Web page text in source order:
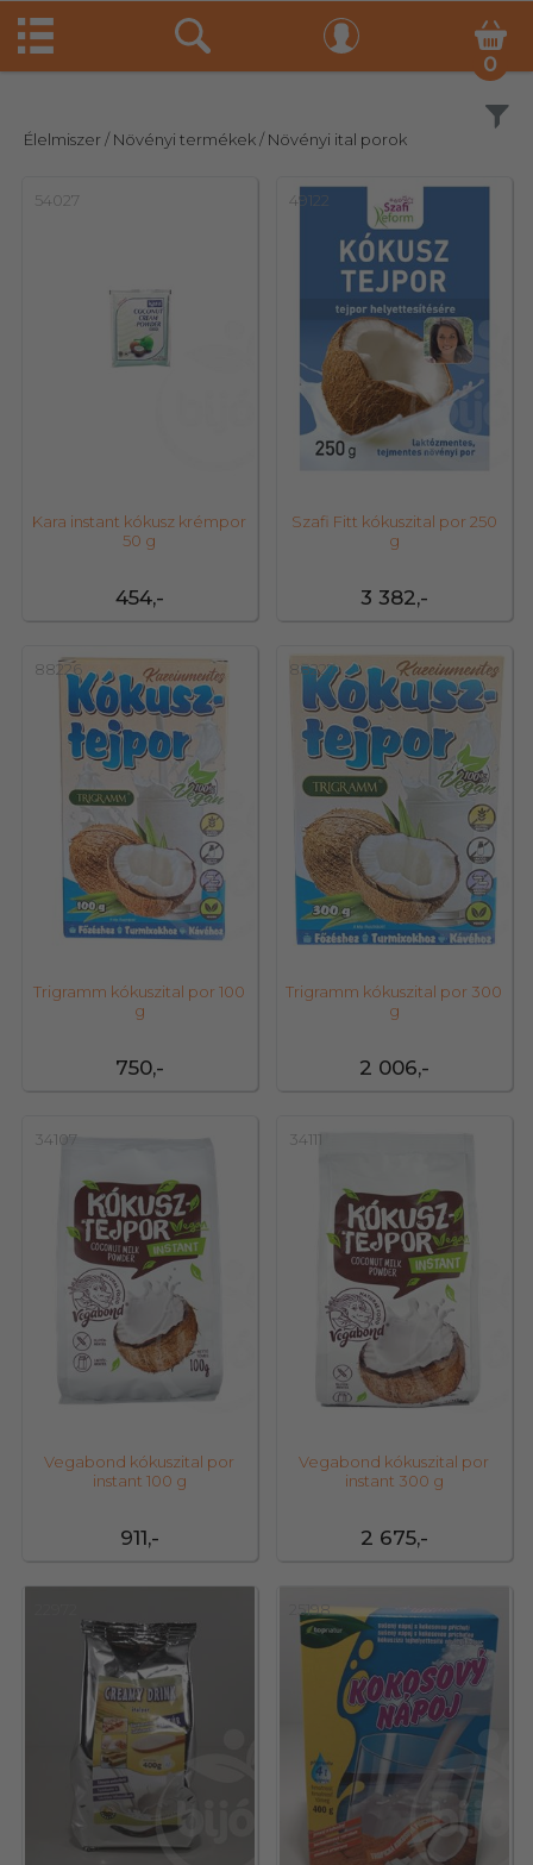
0
Élelmiszer/ Növényi termékek/ Növényi ital porok
54027
454,-
Kara instant kókusz krémpor
50 g
49122
3 382,-
Szafi Fitt kókuszital por 250
g
88226
750,-
Trigramm kókuszital por 100
g
88227
2 006,-
Trigramm kókuszital por 300
g
34107
911,-
Vegabond kókuszital por
instant 100 g
34111
2 675,-
Vegabond kókuszital por
instant 300 g
25198